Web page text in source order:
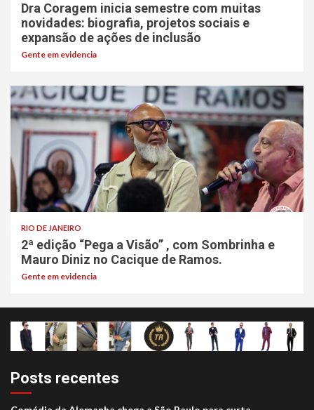
Dra Coragem inicia semestre com muitas
novidades: biografia, projetos sociais e
expansão de ações de inclusão
Gente em evidencia
RIO DE JANEIRO
2ª edição “Pega a Visão” , com Sombrinha e
Mauro Diniz no Cacique de Ramos.
Gente em evidencia
Posts recentes